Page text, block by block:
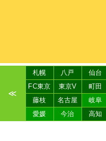
≪
札幌 八戸 仙台
FC東京
東京V 町田
藤枝
名古屋 岐阜
愛媛
今治 高知